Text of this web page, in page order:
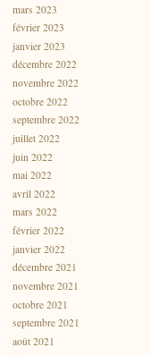
mars 2023
février 2023
janvier 2023
décembre 2022
novembre 2022
octobre 2022
septembre 2022
juillet 2022
juin 2022
mai 2022
avril 2022
mars 2022
février 2022
janvier 2022
décembre 2021
novembre 2021
octobre 2021
septembre 2021
août 2021